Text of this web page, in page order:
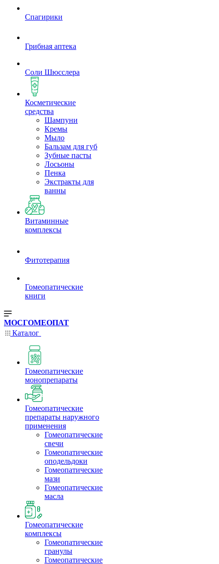
Спагирики
Грибная аптека
Соли Шюсслера
Косметические
средства
Шампуни
Кремы
Мыло
Бальзам для губ
Зубные пасты
Лосьоны
Пенка
Экстракты для
ванны
Витаминные
комплексы
Фитотерапия
Гомеопатические
книги
МОСГОМЕОПАТ
Каталог
Гомеопатические
монопрепараты
Гомеопатические
препараты наружного
применения
Гомеопатические
свечи
Гомеопатические
оподельдоки
Гомеопатические
мази
Гомеопатические
масла
Гомеопатические
комплексы
Гомеопатические
гранулы
Гомеопатические